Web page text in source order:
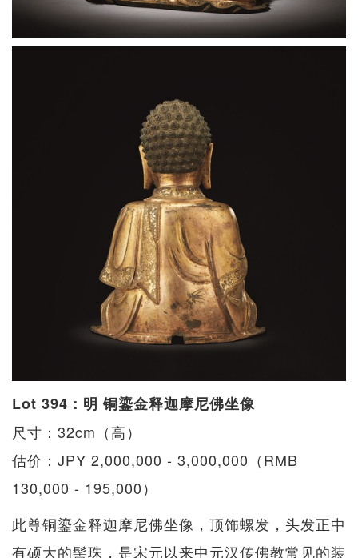
Lot 394：明 铜鎏金释迦摩尼佛坐像
尺寸：32cm（高）
估价：JPY 2,000,000 - 3,000,000（RMB
130,000 - 195,000）
此尊铜鎏金释迦摩尼佛坐像，顶饰螺发，头发正中
有硕大的髻珠，是宋元以来中元汉传佛教常见的装